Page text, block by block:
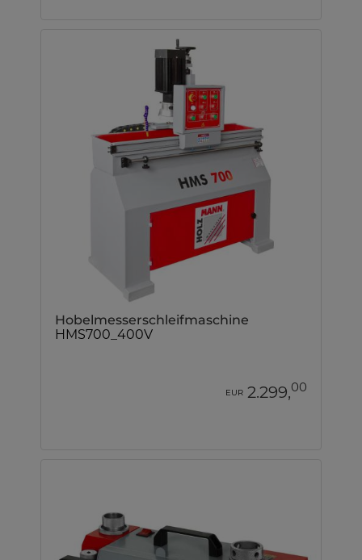
Hobelmesserschleifmaschine
HMS700_400V
EUR 2.299,00